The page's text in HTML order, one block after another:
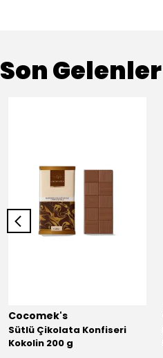
Son Gelenler
Cocomek's
Sütlü Çikolata Konfiseri
Kokolin 200 g